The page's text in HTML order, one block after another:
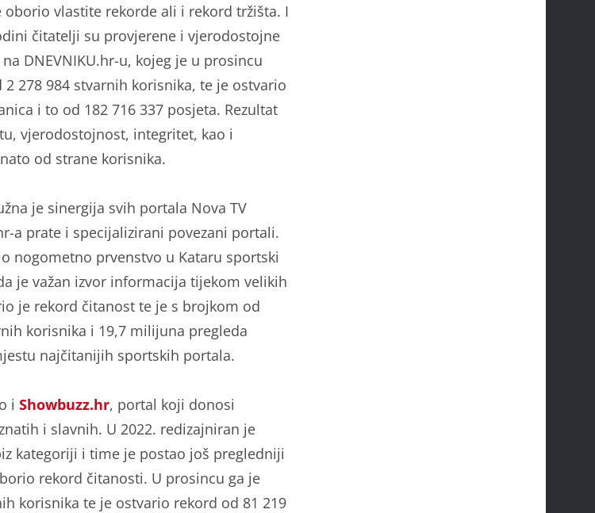
vlastite rekorde ali i rekord tržišta. I
čitatelji su provjerene i vjerodostojne
DNEVNIKU.hr-u, kojeg je u prosincu
278 984 stvarnih korisnika, te je ostvario
i to od 182 716 337 posjeta. Rezultat
vjerodostojnost, integritet, kao i
od strane korisnika.
je sinergija svih portala Nova TV
a prate i specijalizirani povezani portali.
nogometno prvenstvo u Kataru sportski
je važan izvor informacija tijekom velikih
je rekord čitanost te je s brojkom od
korisnika i 19,7 milijuna pregleda
najčitanijih sportskih portala.
i Showbuzz.hr, portal koji donosi
i slavnih. U 2022. redizajniran je
kategoriji i time je postao još pregledniji
rekord čitanosti. U prosincu ga je
korisnika te je ostvario rekord od 81 219